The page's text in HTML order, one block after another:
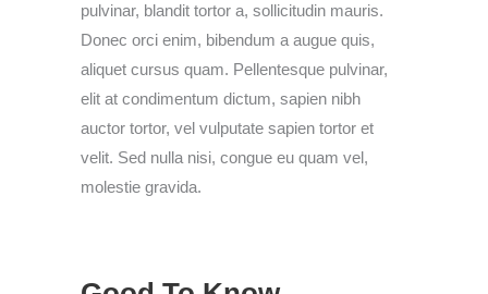
pulvinar, blandit tortor a, sollicitudin mauris.
Donec orci enim, bibendum a augue quis,
aliquet cursus quam. Pellentesque pulvinar,
elit at condimentum dictum, sapien nibh
auctor tortor, vel vulputate sapien tortor et
velit. Sed nulla nisi, congue eu quam vel,
molestie gravida.